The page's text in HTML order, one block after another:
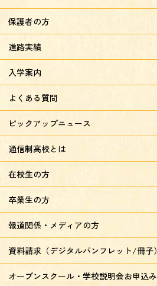
保護者の方
進路実績
入学案内
よくある質問
ピックアップニュース
通信制高校とは
在校生の方
卒業生の方
報道関係・メディアの方
資料請求（デジタルパンフレット/冊子）
オープンスクール・学校説明会お申込み